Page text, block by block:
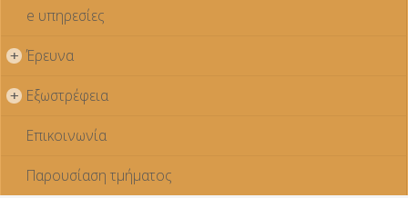
e υπηρεσίες
+ Έρευνα
+ Εξωστρέφεια
Επικοινωνία
Παρουσίαση τμήματος